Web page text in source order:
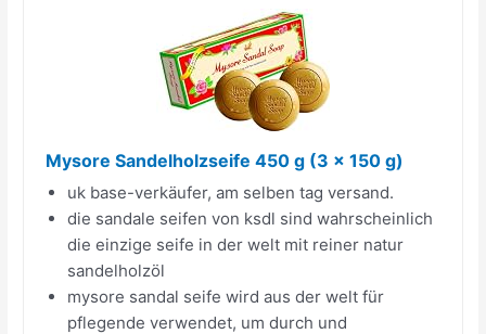
Mysore Sandelholzseife 450 g (3 x 150 g)
uk base-verkäufer, am selben tag versand.
die sandale seifen von ksdl sind wahrscheinlich
die einzige seife in der welt mit reiner natur
sandelholzöl
mysore sandal seife wird aus der welt für
pflegende verwendet, um durch und